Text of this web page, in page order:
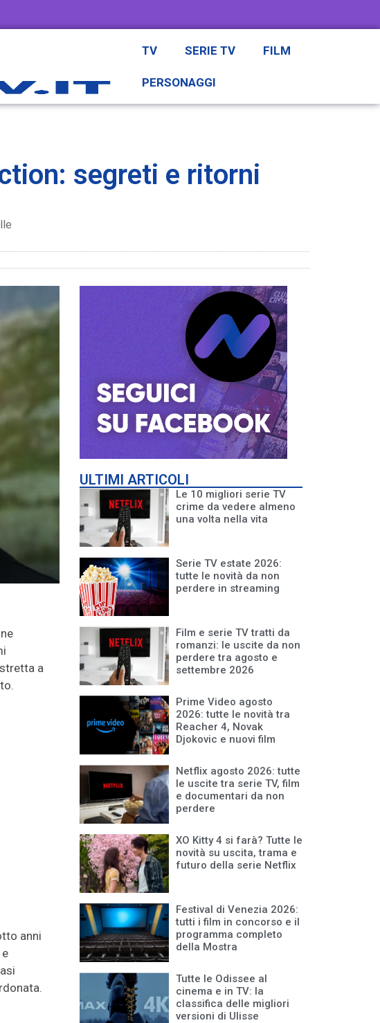
TV SERIE TV FILM
PERSONAGGI
segreti e ritorni
a
anni
ULTIMI ARTICOLI
Le 10 migliori serie TV
crime da vedere almeno
una volta nella vita
Serie TV estate 2026:
tutte le novità da non
perdere in streaming
Film e serie TV tratti da
romanzi: le uscite da non
perdere tra agosto e
settembre 2026
Prime Video agosto
2026: tutte le novità tra
Reacher 4, Novak
Djokovic e nuovi film
Netflix agosto 2026: tutte
le uscite tra serie TV, film
e documentari da non
perdere
XO Kitty 4 si farà? Tutte le
novità su uscita, trama e
futuro della serie Netflix
Festival di Venezia 2026:
tutti i film in concorso e il
programma completo
della Mostra
Tutte le Odissee al
cinema e in TV: la
classifica delle migliori
versioni di Ulisse